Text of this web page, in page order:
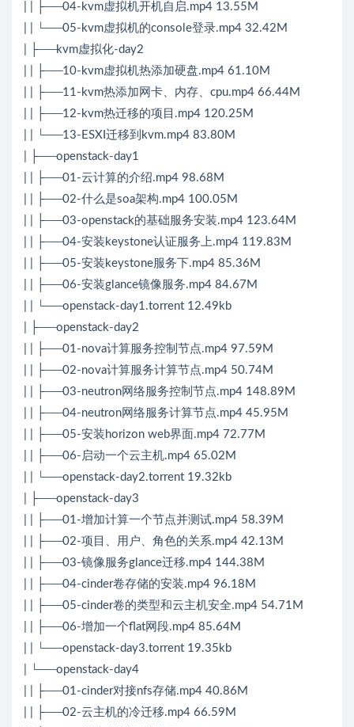
| | ├──04-kvm虚拟机开机自启.mp4 13.55M
| | └──05-kvm虚拟机的console登录.mp4 32.42M
| ├──kvm虚拟化-day2
| | ├──10-kvm虚拟机热添加硬盘.mp4 61.10M
| | ├──11-kvm热添加网卡、内存、cpu.mp4 66.44M
| | ├──12-kvm热迁移的项目.mp4 120.25M
| | └──13-ESXI迁移到kvm.mp4 83.80M
| ├──openstack-day1
| | ├──01-云计算的介绍.mp4 98.68M
| | ├──02-什么是soa架构.mp4 100.05M
| | ├──03-openstack的基础服务安装.mp4 123.64M
| | ├──04-安装keystone认证服务上.mp4 119.83M
| | ├──05-安装keystone服务下.mp4 85.36M
| | ├──06-安装glance镜像服务.mp4 84.67M
| | └──openstack-day1.torrent 12.49kb
| ├──openstack-day2
| | ├──01-nova计算服务控制节点.mp4 97.59M
| | ├──02-nova计算服务计算节点.mp4 50.74M
| | ├──03-neutron网络服务控制节点.mp4 148.89M
| | ├──04-neutron网络服务计算节点.mp4 45.95M
| | ├──05-安装horizon web界面.mp4 72.77M
| | ├──06-启动一个云主机.mp4 65.02M
| | └──openstack-day2.torrent 19.32kb
| ├──openstack-day3
| | ├──01-增加计算一个节点并测试.mp4 58.39M
| | ├──02-项目、用户、角色的关系.mp4 42.13M
| | ├──03-镜像服务glance迁移.mp4 144.38M
| | ├──04-cinder卷存储的安装.mp4 96.18M
| | ├──05-cinder卷的类型和云主机安全.mp4 54.71M
| | ├──06-增加一个flat网段.mp4 85.64M
| | └──openstack-day3.torrent 19.35kb
| └──openstack-day4
| | ├──01-cinder对接nfs存储.mp4 40.86M
| | ├──02-云主机的冷迁移.mp4 66.59M